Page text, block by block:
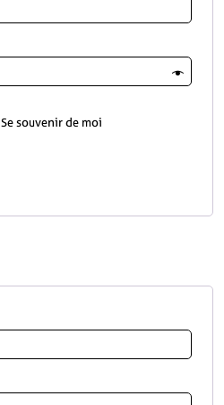
Se souvenir de moi